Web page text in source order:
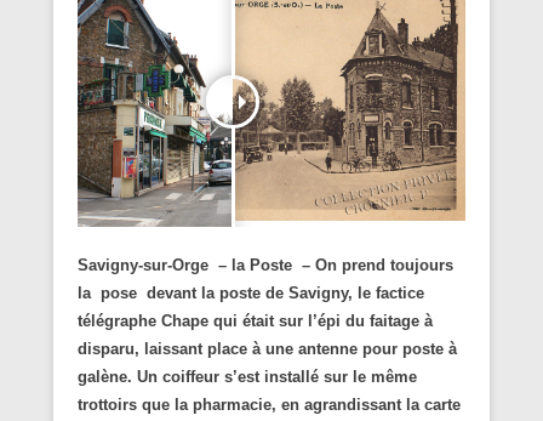
Savigny-sur-Orge – la Poste – On prend toujours
la pose devant la poste de Savigny, le factice
télégraphe Chape qui était sur l’épi du faitage à
disparu, laissant place à une antenne pour poste à
galène. Un coiffeur s’est installé sur le même
trottoirs que la pharmacie, en agrandissant la carte